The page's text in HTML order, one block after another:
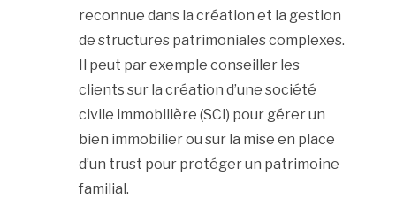
reconnue dans la création et la gestion
de structures patrimoniales complexes.
Il peut par exemple conseiller les
clients sur la création d’une société
civile immobilière (SCI) pour gérer un
bien immobilier ou sur la mise en place
d’un trust pour protéger un patrimoine
familial.